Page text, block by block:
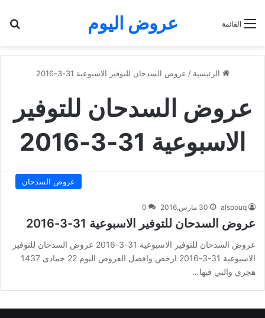
عروض اليوم القائمة
الرئيسية / عروض السدحان للتوفير الاسبوعية 31-3-2016
عروض السدحان للتوفير
الاسبوعية 31-3-2016
عروض السدحان
alsoouq 30 مارس,2016 0
عروض السدحان للتوفير الاسبوعية 31-3-2016
عروض السدحان للتوفير الاسبوعية 31-3-2016 عروض السدحان للتوفير
الاسبوعية 31-3-2016 ارخص وافضل العروض اليوم 22 جمادى 1437
هجري والتي فيها…